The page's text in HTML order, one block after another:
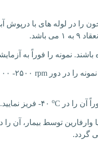
را در لوله های با
باشد.
باشند. نمونه را فوراً به
را در دور rpm
آن را در -۴۰ oC فریز نمایید.
توسط بیمار، آن را
گردد.